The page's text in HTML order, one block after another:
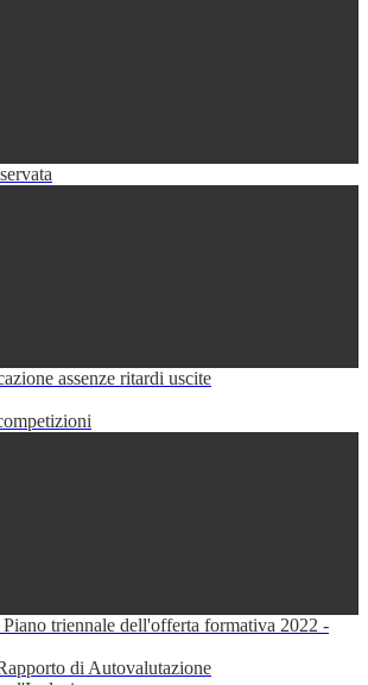
assenze ritardi uscite
triennale dell'offerta formativa 2022 -
di Autovalutazione